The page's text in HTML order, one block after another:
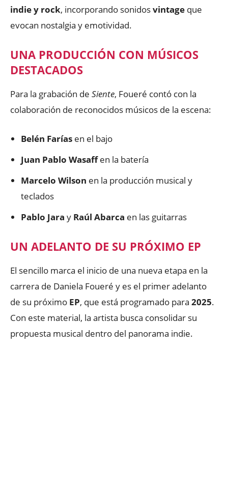
indie y rock, incorporando sonidosvintage que
evocan nostalgia y emotividad.
UNA PRODUCCIÓN CON MÚSICOS
DESTACADOS
Para la grabación de Siente, Foueré contó con la
colaboración de reconocidos músicos de la escena:
Belén Farías en el bajo
Juan Pablo Wasaffen la batería
Marcelo Wilson en la producción musical y
teclados
Pablo Jara y Raúl Abarca en las guitarras
UN ADELANTO DE SU PRÓXIMO EP
El sencillo marca el inicio de una nueva etapa en la
carrera de Daniela Foueré y es el primer adelanto
de su próximo EP, que está programado para 2025.
Con este material, la artista busca consolidar su
propuesta musical dentro del panorama indie.